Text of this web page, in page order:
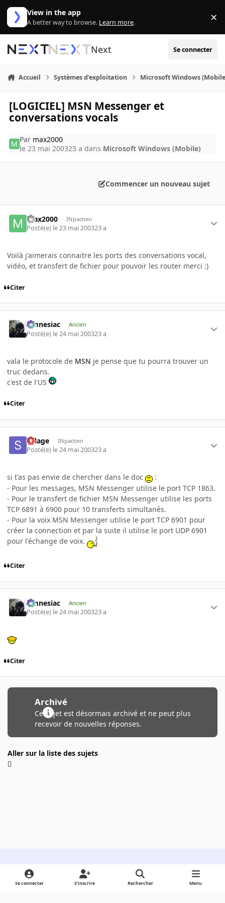
Aller au contenu
View in the app
A better way to browse. Learn more. ×
Next Se connecter
Accueil Systèmes d'exploitation Microsoft Windows
[LOGICIEL] MSN Messenger et
conversations vocals
Par max2000
le 23 mai 200323 a dans Microsoft Windows (Mobile)
Commencer un nouveau sujet
max2000 INpactien
Posté(e) le 23 mai 200323 a
Voilà j'aimerais connaitre les ports des conversations vocal,
vidéo, et transfert de fichier pour pouvoir les router merci :)
Citer
Amnesiac Ancien
Posté(e) le 24 mai 200323 a
vala le protocole de MSN je pense que tu pourra trouver un
truc dedans.
c'est de l'US
Citer
Sillage INpactien
Posté(e) le 24 mai 200323 a
si t'as pas envie de chercher dans le doc
:
- Pour les messages, MSN Messenger utilise le port TCP 1863.
- Pour le transfert de fichier MSN Messenger utilise les ports
TCP 6891 à 6900 pour 10 transferts simultanés.
- Pour la voix MSN Messenger utilise le port TCP 6901 pour
créer la connection et par la suite il utilise le port UDP 6901
pour l'échange de voix.
Citer
Amnesiac Ancien
Posté(e) le 24 mai 200323 a
Citer
Archivé
Ce sujet est désormais archivé et ne peut plus
recevoir de nouvelles réponses.
Aller sur la liste des sujets
Light ModeDark ModeSystem Preference
Se connecter S’inscrire Rechercher Menu